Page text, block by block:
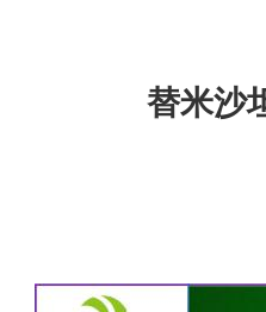
替米沙